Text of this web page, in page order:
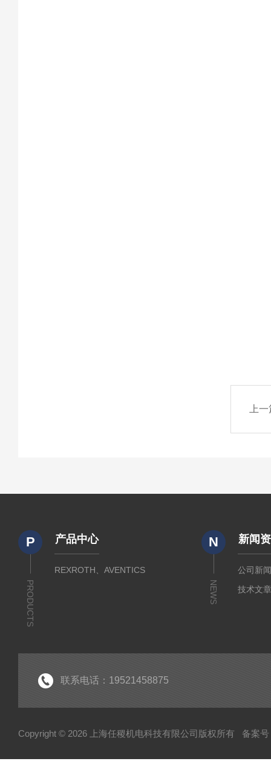
上
P
PRODUCTS
产品中心
REXROTH、AVENTICS
N
NEWS
新闻
公司新
技术文
联系电话：19521458875
Copyright © 2026 上海任稷机电科技有限公司版权所有 备案号